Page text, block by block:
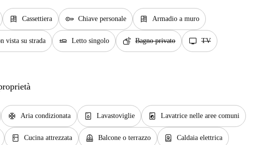
dresser Cassettiera key Chiave personale dresser Armadio a muro
vista su strada airline_seat_flat Letto singolo soap Bagno privato tv TV
ac_unit Aria condizionata dishwasher_gen Lavastoviglie local_laundry_service Lavatrice nelle aree comuni
kitchen Cucina attrezzata balcony Balcone o terrazzo water_heater Caldaia elettrica